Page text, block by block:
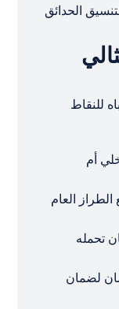
الحدائق
للنقاط
أم
الطراز العام
تحمله
لضمان